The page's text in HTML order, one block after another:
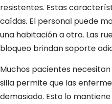
resistentes. Estas
caídas. El personal puede
una habitación a otra. Las
bloqueo brindan soporte
Muchos pacientes
silla permite que las
demasiado. Esto lo